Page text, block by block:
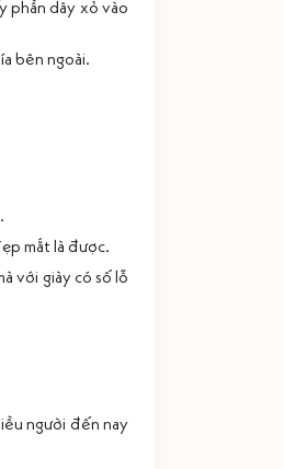
phần dây xỏ vào
bên ngoài.
mắt là được.
với giày có số lỗ
người đến nay